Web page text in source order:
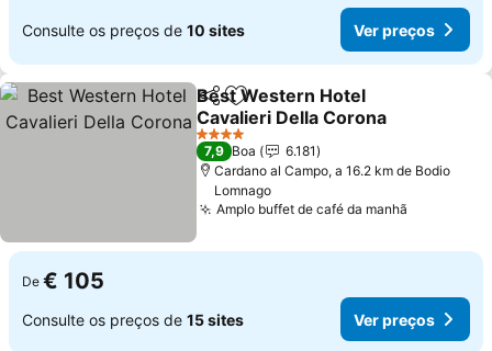
Consulte os preços de 10 sites Ver preços
PartilharAdicionar aos favoritos
Best Western Hotel
Cavalieri Della Corona
Ver preços
4 Estrelas
7,9 Boa
6.181
Cardano al Campo, a 16.2 km de Bodio
Lomnago
Amplo buffet de café da manhã
De € 105
Consulte os preços de 15 sites Ver preços